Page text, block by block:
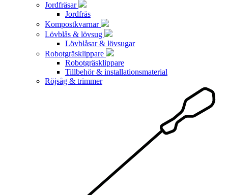
Jordfräsar
Jordfräs
Kompostkvarnar
Lövblås & lövsug
Lövblåsar & lövsugar
Robotgräsklippare
Robotgräsklippare
Tillbehör & installationsmaterial
Röjsåg & trimmer